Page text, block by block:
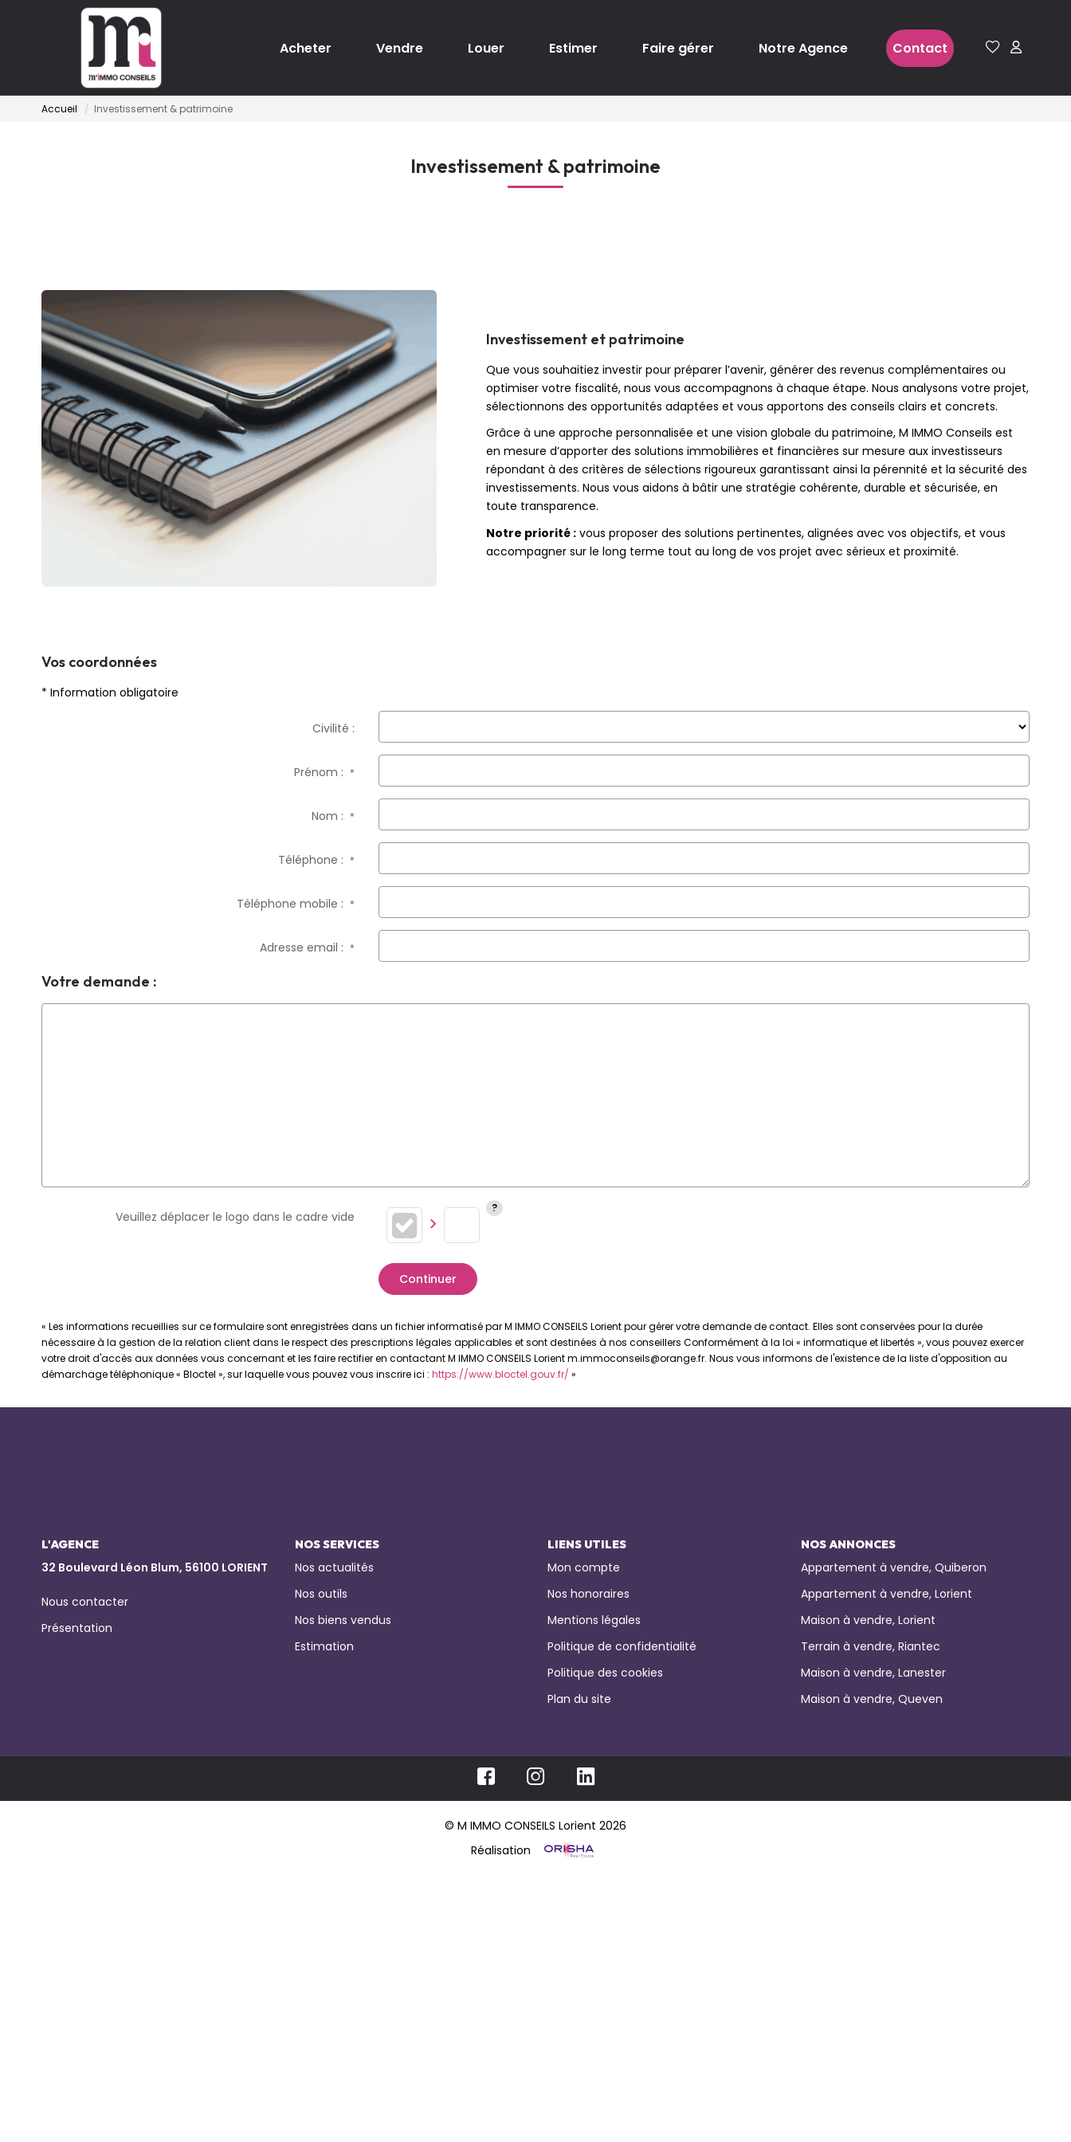
Acheter Vendre Louer Estimer Faire gérer Notre Agence Contact
Accueil Investissement & patrimoine
Investissement & patrimoine
Investissement et patrimoine
Que vous souhaitiez investir pour préparer l’avenir, générer des revenus complémentaires ou
optimiser votre fiscalité, nous vous accompagnons à chaque étape. Nous analysons votre projet,
sélectionnons des opportunités adaptées et vous apportons des conseils clairs et concrets.
Grâce à une approche personnalisée et une vision globale du patrimoine, M IMMO Conseils est
en mesure d’apporter des solutions immobilières et financières sur mesure aux investisseurs
répondant à des critères de sélections rigoureux garantissant ainsi la pérennité et la sécurité des
investissements. Nous vous aidons à bâtir une stratégie cohérente, durable et sécurisée, en
toute transparence.
Notre priorité : vous proposer des solutions pertinentes, alignées avec vos objectifs, et vous
accompagner sur le long terme tout au long de vos projet avec sérieux et proximité.
Vos coordonnées
* Information obligatoire
Civilité :
Prénom : *
Nom : *
Téléphone : *
Téléphone mobile : *
Adresse email : *
Votre demande :
Veuillez déplacer le logo dans le cadre vide
Continuer
« Les informations recueillies sur ce formulaire sont enregistrées dans un fichier informatisé par M IMMO CONSEILS Lorient pour gérer votre demande de contact. Elles sont conservées pour la durée
nécessaire à la gestion de la relation client dans le respect des prescriptions légales applicables et sont destinées à nos conseillers Conformément à la loi « informatique et libertés », vous pouvez exercer
votre droit d'accès aux données vous concernant et les faire rectifier en contactant M IMMO CONSEILS Lorient m.immoconseils@orange.fr. Nous vous informons de l'existence de la liste d'opposition au
démarchage téléphonique « Bloctel », sur laquelle vous pouvez vous inscrire ici : https://www.bloctel.gouv.fr/ »
L'AGENCE
32 Boulevard Léon Blum, 56100 LORIENT
Nous contacter
Présentation
NOS SERVICES
Nos actualités
Nos outils
Nos biens vendus
Estimation
LIENS UTILES
Mon compte
Nos honoraires
Mentions légales
Politique de confidentialité
Politique des cookies
Plan du site
NOS ANNONCES
Appartement à vendre, Quiberon
Appartement à vendre, Lorient
Maison à vendre, Lorient
Terrain à vendre, Riantec
Maison à vendre, Lanester
Maison à vendre, Queven
© M IMMO CONSEILS Lorient 2026
Réalisation